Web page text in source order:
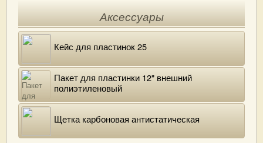
Аксессуары
Кейс для пластинок 25
Пакет для пластинки 12" внешний
полиэтиленовый
Щетка карбоновая антистатическая